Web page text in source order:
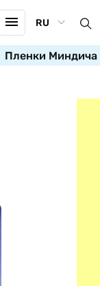
RU
Пленки Миндича